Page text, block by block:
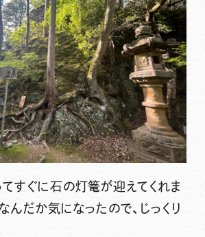
すぐに石の灯篭が迎えてくれま
んだか気になったので、じっくり